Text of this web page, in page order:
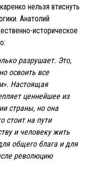
нельзя втиснуть
Анатолий
историческое
разрушает. Это,
освоить все
Настоящая
ценнейшее из
страны, но она
стоит на пути
и человеку жить
общего блага и для
революцию